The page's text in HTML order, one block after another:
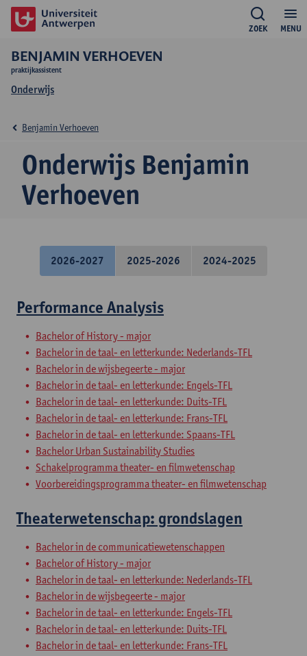
MENU
ZOEK
BENJAMIN VERHOEVEN
praktijkassistent
Onderwijs
Onderwijs Benjamin
Verhoeven
Benjamin Verhoeven
2026-2027 2025-2026 2024-2025
Performance Analysis
Bachelor of History - major
Bachelor in de taal- en letterkunde: Nederlands-TFL
Bachelor in de wijsbegeerte - major
Bachelor in de taal- en letterkunde: Engels-TFL
Bachelor in de taal- en letterkunde: Duits-TFL
Bachelor in de taal- en letterkunde: Frans-TFL
Bachelor in de taal- en letterkunde: Spaans-TFL
Bachelor Urban Sustainability Studies
Schakelprogramma theater- en filmwetenschap
Voorbereidingsprogramma theater- en filmwetenschap
Theaterwetenschap: grondslagen
Bachelor in de communicatiewetenschappen
Bachelor of History - major
Bachelor in de taal- en letterkunde: Nederlands-TFL
Bachelor in de wijsbegeerte - major
Bachelor in de taal- en letterkunde: Engels-TFL
Bachelor in de taal- en letterkunde: Duits-TFL
Bachelor in de taal- en letterkunde: Frans-TFL